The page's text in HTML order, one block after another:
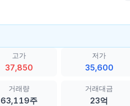
고가
37,850
저가
35,600
거래량
63,119주
거래대금
23억